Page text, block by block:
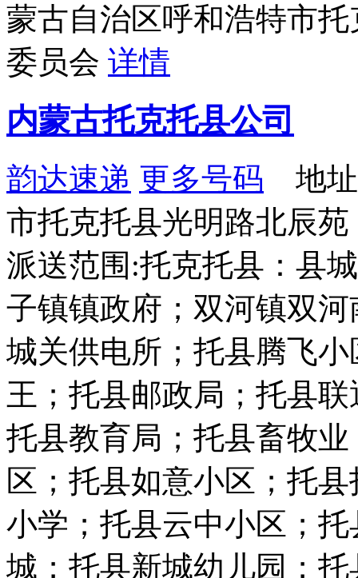
蒙古自治区呼和浩特市
委员会 详情
内蒙古托克托县公司
韵达速递 更多号码 地址
市托克托县光明路北辰苑
派送范围:托克托县：县
子镇镇政府；双河镇双
城关供电所；托县腾飞
王；托县邮政局；托县
托县教育局；托县畜牧
区；托县如意小区；托
小学；托县云中小区；
城；托县新城幼儿园；